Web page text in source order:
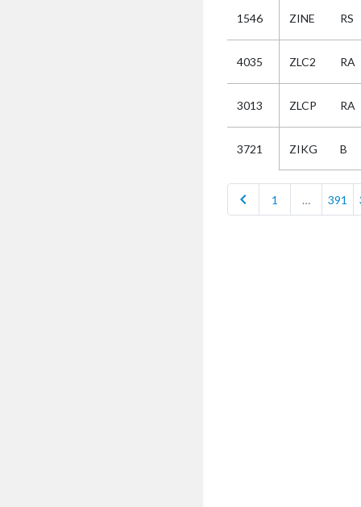
1546 ZINE RS
4035 ZLC2 RA
3013 ZLCP RA
3721 ZIKG B
chevron_left 1 … 391